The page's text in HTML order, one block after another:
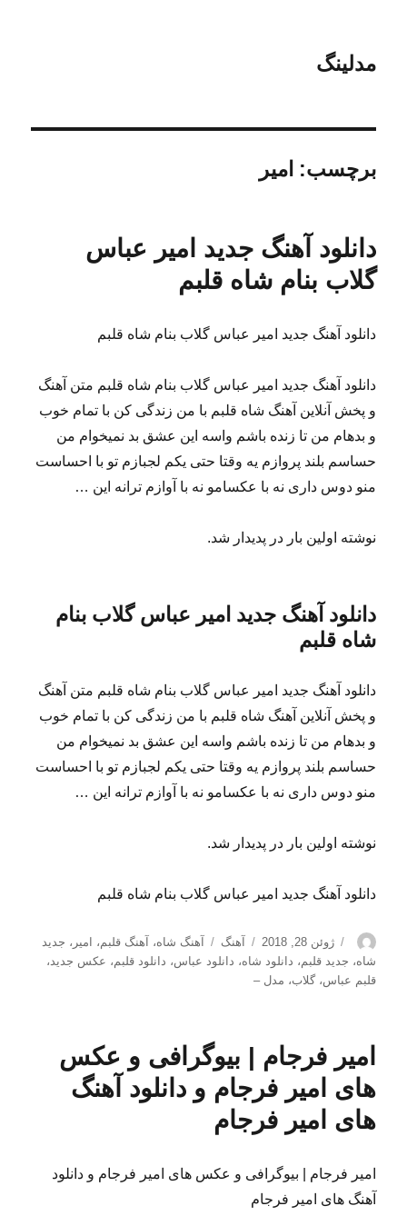
مدلینگ
برچسب: امیر
دانلود آهنگ جدید امیر عباس
گلاب بنام شاه قلبم
دانلود آهنگ جدید امیر عباس گلاب بنام شاه قلبم
دانلود آهنگ جدید امیر عباس گلاب بنام شاه قلبم متن آهنگ
و پخش آنلاین آهنگ شاه قلبم با من زندگی کن با تمام خوب
و بدهام من تا زنده باشم واسه این عشق بد نمیخوام من
حساسم بلند پروازم یه وقتا حتی یکم لجبازم تو با احساست
منو دوس داری نه با عکسامو نه با آوازم ترانه این …
نوشته اولین بار در پدیدار شد.
دانلود آهنگ جدید امیر عباس گلاب بنام
شاه قلبم
دانلود آهنگ جدید امیر عباس گلاب بنام شاه قلبم متن آهنگ
و پخش آنلاین آهنگ شاه قلبم با من زندگی کن با تمام خوب
و بدهام من تا زنده باشم واسه این عشق بد نمیخوام من
حساسم بلند پروازم یه وقتا حتی یکم لجبازم تو با احساست
منو دوس داری نه با عکسامو نه با آوازم ترانه این …
نوشته اولین بار در پدیدار شد.
دانلود آهنگ جدید امیر عباس گلاب بنام شاه قلبم
نویسنده
ارسال
شده
در
ژوئن 28, 2018 دسته‌ها
آهنگ برچسب‌ها
آهنگ شاه، آهنگ قلبم، امیر ، جدید
شاه، جدید قلبم، دانلود شاه، دانلود عباس، دانلود قلبم، عکس جدید،
قلبم عباس،گلاب، مدل –
امیر فرجام | بیوگرافی و عکس
های امیر فرجام و دانلود آهنگ
های امیر فرجام
امیر فرجام | بیوگرافی و عکس های امیر فرجام و دانلود
آهنگ های امیر فرجام